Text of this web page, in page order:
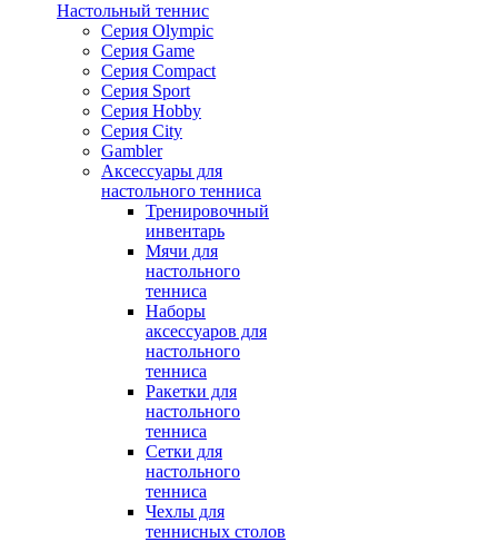
Настольный теннис
Серия Olympic
Серия Game
Серия Compact
Серия Sport
Серия Hobby
Серия City
Gambler
Аксессуары для
настольного тенниса
Тренировочный
инвентарь
Мячи для
настольного
тенниса
Наборы
аксессуаров для
настольного
тенниса
Ракетки для
настольного
тенниса
Сетки для
настольного
тенниса
Чехлы для
теннисных столов